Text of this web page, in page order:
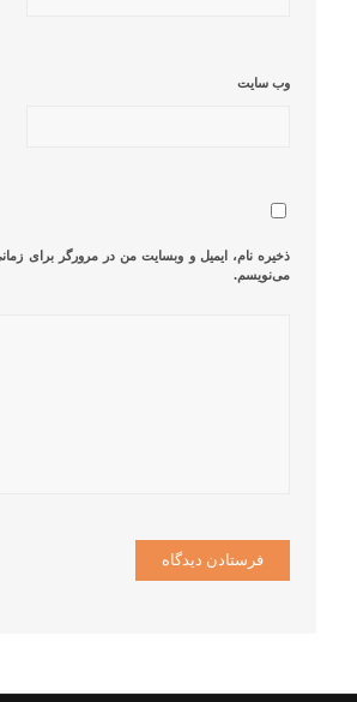
وب‌ سایت
ذخیره نام، ایمیل و وبسایت من در مرورگر برای
می‌نویسم.